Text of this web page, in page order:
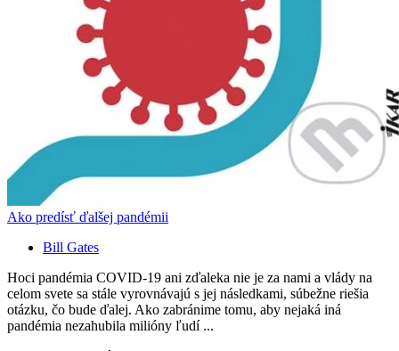
Ako predísť ďalšej pandémii
Bill Gates
Hoci pandémia COVID-19 ani zďaleka nie je za nami a vlády na
celom svete sa stále vyrovnávajú s jej následkami, súbežne riešia
otázku, čo bude ďalej. Ako zabránime tomu, aby nejaká iná
pandémia nezahubila milióny ľudí ...